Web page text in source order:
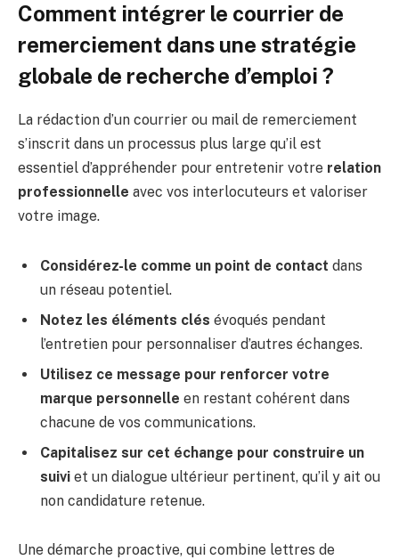
Comment intégrer le courrier de
remerciement dans une stratégie
globale de recherche d’emploi ?
La rédaction d’un courrier ou mail de remerciement
s’inscrit dans un processus plus large qu’il est
essentiel d’appréhender pour entretenir votre relation
professionnelle avec vos interlocuteurs et valoriser
votre image.
Considérez-le comme un point de contact dans
un réseau potentiel.
Notez les éléments clés évoqués pendant
l’entretien pour personnaliser d’autres échanges.
Utilisez ce message pour renforcer votre
marque personnelle en restant cohérent dans
chacune de vos communications.
Capitalisez sur cet échange pour construire un
suivi et un dialogue ultérieur pertinent, qu’il y ait ou
non candidature retenue.
Une démarche proactive, qui combine lettres de